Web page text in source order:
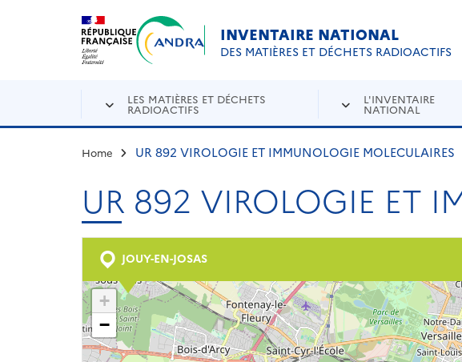
Aller au contenu principal
INVENTAIRE NATIONAL
DES MATIÈRES ET DÉCHETS RADIOACTIFS
LES MATIÈRES ET DÉCHETS
RADIOACTIFS
L'INVENTAIRE
NATIONAL
Home UR 892 VIROLOGIE ET IMMUNOLOGIE MOLECULAIRES
UR 892 VIROLOGIE ET
JOUY-EN-JOSAS
+
−